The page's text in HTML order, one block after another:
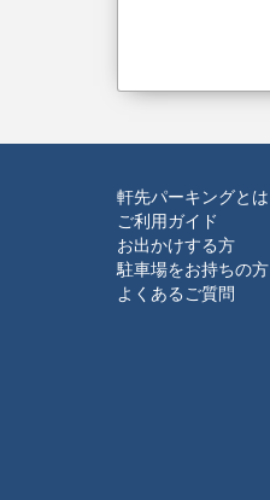
軒先パーキングとは
ご利用ガイド
お出かけする方
駐車場をお持ちの方
よくあるご質問